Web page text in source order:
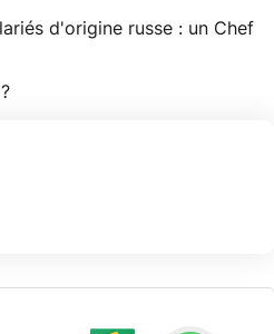
d'origine russe : un Chef